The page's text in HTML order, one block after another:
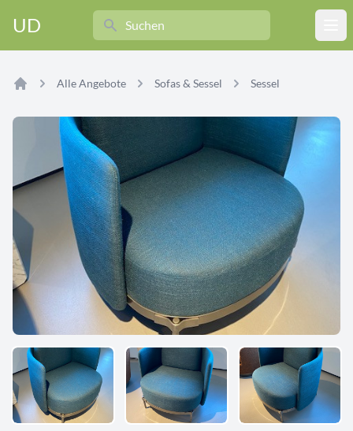
UD
Search
Alle Angebote Sofas & Sessel Sessel